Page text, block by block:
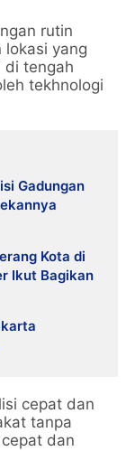
rutin
lokasi yang
di tengah
tekhnologi
Gadungan
Kota di
Ikut Bagikan
cepat dan
tanpa
dan